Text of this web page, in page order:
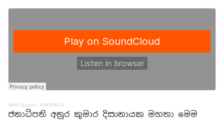
Neth Sound · ANURA 02
ජනාධිපති අනුර කුමාර දිසානායක මහතා මෙම